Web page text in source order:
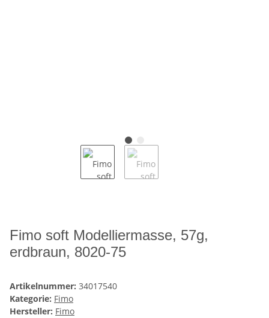
Fimo soft Modelliermasse, 57g,
erdbraun, 8020-75
Artikelnummer: 34017540
Kategorie: Fimo
Hersteller: Fimo